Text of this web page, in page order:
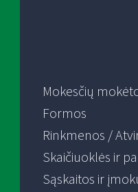
Mokesčių
Formos
Rinkmenos /
Skaičiuoklės ir
Sąskaitos ir